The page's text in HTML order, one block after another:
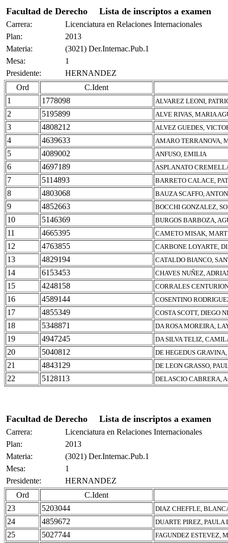
Facultad de Derecho Lista de inscriptos a examen
Carrera:
Licenciatura en Relaciones Internacionales
Plan:
2013
Materia:
(3021) Der.Internac.Pub.1
Mesa:
1
Presidente:
HERNANDEZ
Ord
C.Ident
1
1778098 ALVAREZ LEONI,
2 5195899 ALVE RIVAS, MARIA
3 4808212 ALVEZ GUEDES,
4 4639633 AMARO TERRANOVA,
5 4089002 ANFUSO, EMILIA
6 4697189 ASPLANATO
7 5114893 BARRETO CALACE,
8 4803068 BAUZA SCAFFO,
9 4852663 BOCCHI GONZALEZ,
10 5146369 BURGOS BARBOZA,
11 4665395 CAMETO MISAK,
12 4763855 CARBONE LOYARTE,
13 4829194 CATALDO BIANCO,
14 6153453 CHAVES NUÑEZ,
15 4248158 CORRALES
16 4589144 COSENTINO
17 4855349 COSTA SCOTT, DIEGO
18 5348871 DA ROSA MOREIRA,
19 4947245 DA SILVA TELIZ,
20 5040812 DE HEGEDUS
21 4843129 DE LEON GRASSO,
22 5128113 DELASCIO CABRERA,
Facultad de Derecho Lista de inscriptos a examen
Carrera:
Licenciatura en Relaciones Internacionales
Plan:
2013
Materia:
(3021) Der.Internac.Pub.1
Mesa:
1
Presidente:
HERNANDEZ
Ord
C.Ident
23
5203044 DIAZ CHEFFLE,
24 4859672 DUARTE PIREZ, PAULA
25 5027744 FAGUNDEZ ESTEVEZ,